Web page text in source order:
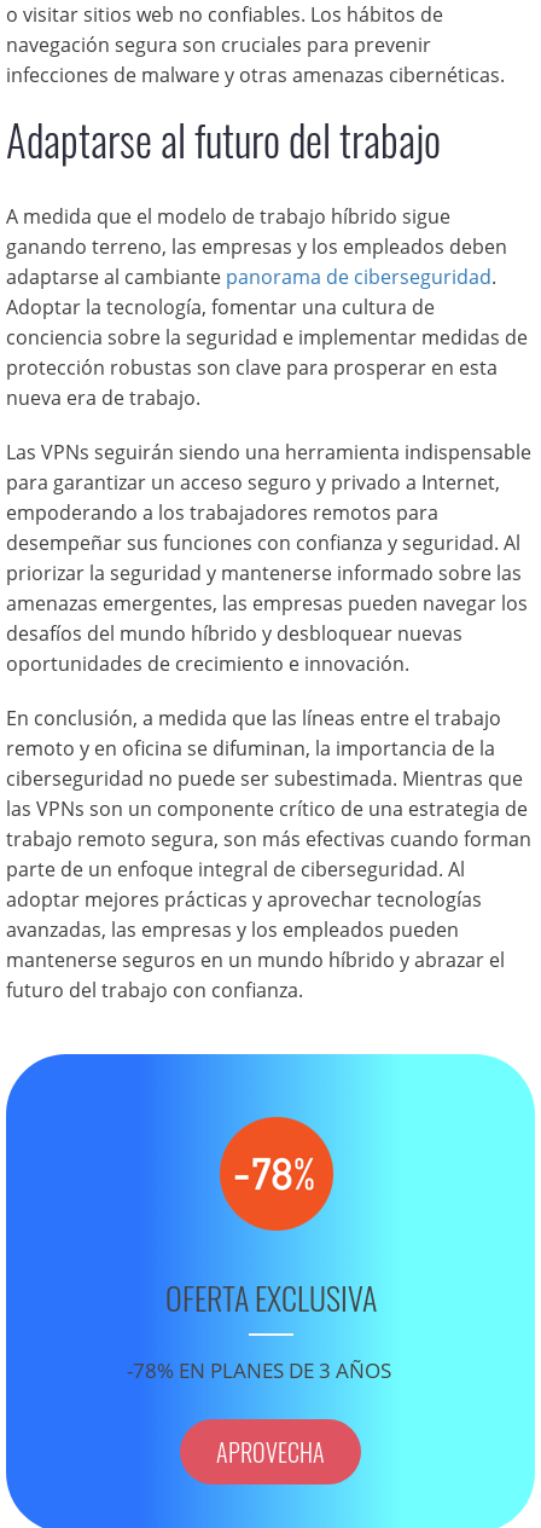
o visitar sitios web no confiables. Los hábitos de
navegación segura son cruciales para prevenir
infecciones de malware y otras amenazas cibernéticas.
Adaptarse al futuro del trabajo
A medida que el modelo de trabajo híbrido sigue
ganando terreno, las empresas y los empleados deben
adaptarse al cambiante panorama de ciberseguridad.
Adoptar la tecnología, fomentar una cultura de
conciencia sobre la seguridad e implementar medidas de
protección robustas son clave para prosperar en esta
nueva era de trabajo.
Las VPNs seguirán siendo una herramienta indispensable
para garantizar un acceso seguro y privado a Internet,
empoderando a los trabajadores remotos para
desempeñar sus funciones con confianza y seguridad. Al
priorizar la seguridad y mantenerse informado sobre las
amenazas emergentes, las empresas pueden navegar los
desafíos del mundo híbrido y desbloquear nuevas
oportunidades de crecimiento e innovación.
En conclusión, a medida que las líneas entre el trabajo
remoto y en oficina se difuminan, la importancia de la
ciberseguridad no puede ser subestimada. Mientras que
las VPNs son un componente crítico de una estrategia de
trabajo remoto segura, son más efectivas cuando forman
parte de un enfoque integral de ciberseguridad. Al
adoptar mejores prácticas y aprovechar tecnologías
avanzadas, las empresas y los empleados pueden
mantenerse seguros en un mundo híbrido y abrazar el
futuro del trabajo con confianza.
OFERTA EXCLUSIVA
-78% EN PLANES DE 3 AÑOS
APROVECHA